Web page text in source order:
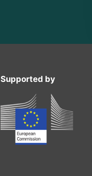
Supported by